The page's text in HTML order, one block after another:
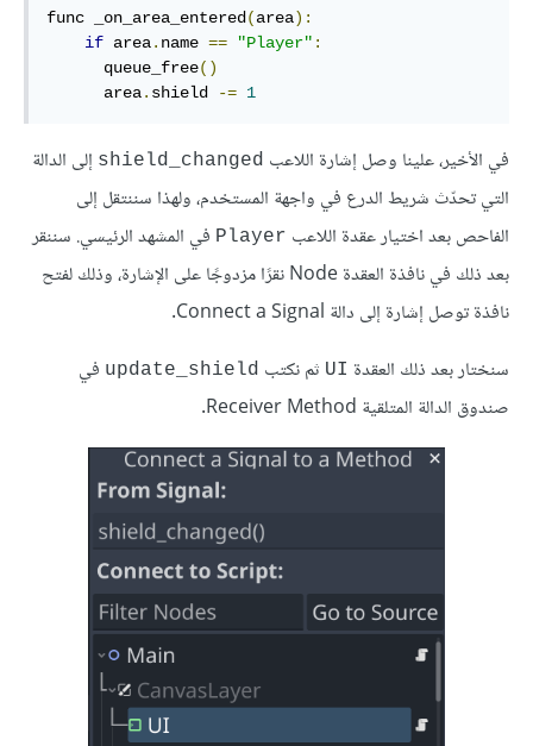
func _on_area_entered (area):
if area. name == "Player" :
      queue_free
()
      area
. shield -= 1
في الأخير، علينا وصل إشارة اللاعب shield_changed إلى الدالة
التي تحدّث شريط الدرع في واجهة المستخدم، ولهذا سننتقل إلى
الفاحص بعد اختيار عقدة اللاعب Player في المشهد الرئيسي. سننقر
بعد ذلك في نافذة العقدة Node نقرًا مزدوجًا على الإشارة، وذلك لفتح
نافذة توصل إشارة إلى دالة Connect a Signal.
سنختار بعد ذلك العقدة UI ثم نكتب update_shield في
صندوق الدالة المتلقية Receiver Method.